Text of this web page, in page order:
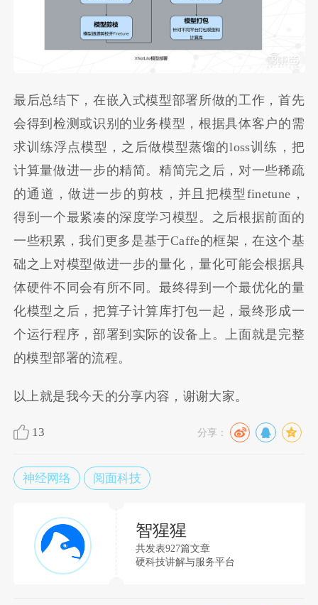
最后总结下，在嵌入式模型部署所做的工作，首先
会得到检测或识别的业务模型，根据具体客户的需
求训练浮点模型，之后做模型蒸馏的loss训练，把
计算量做进一步的精简。精简完之后，对一些稀疏
的通道，做进一步的剪枝，并且把模型finetune，
得到一个最紧凑的深度学习模型。之后根据前面的
一些积累，我们更多是基于Caffe的框架，在这个基
础之上对模型做进一步的量化，量化可能会根据具
体硬件不同会有所不同。最终得到一个最优化的量
化模型之后，把算子计算库打包一起，最终形成一
个运行程序，部署到实际的设备上。上面就是完整
的模型部署的流程。
以上就是我今天的分享内容，谢谢大家。
13 分享：
神经网络 阅面科技
智猩猩
共发表927篇文章
硬科技讲解与服务平台